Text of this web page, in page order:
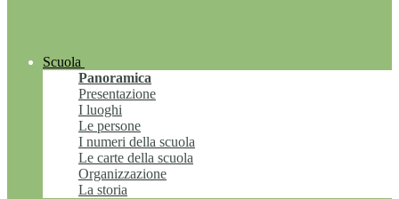
Scuola
Panoramica
Presentazione
I luoghi
Le persone
I numeri della scuola
Le carte della scuola
Organizzazione
La storia